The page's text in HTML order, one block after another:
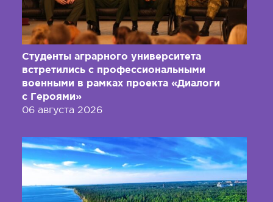
Студенты аграрного университета
встретились с профессиональными
военными в рамках проекта «Диалоги
с Героями»
06 августа 2026